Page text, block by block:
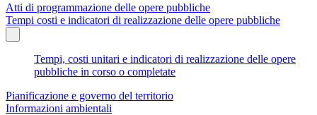
Atti di programmazione delle opere pubbliche
Tempi costi e indicatori di realizzazione delle opere pubbliche
Tempi, costi unitari e indicatori di realizzazione delle opere
pubbliche in corso o completate
Pianificazione e governo del territorio
Informazioni ambientali